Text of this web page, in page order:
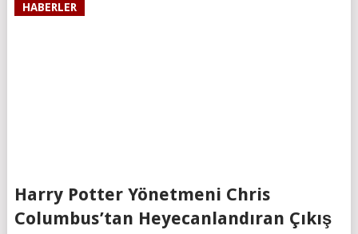
HABERLER
Harry Potter Yönetmeni Chris
Columbus’tan Heyecanlandıran Çıkış